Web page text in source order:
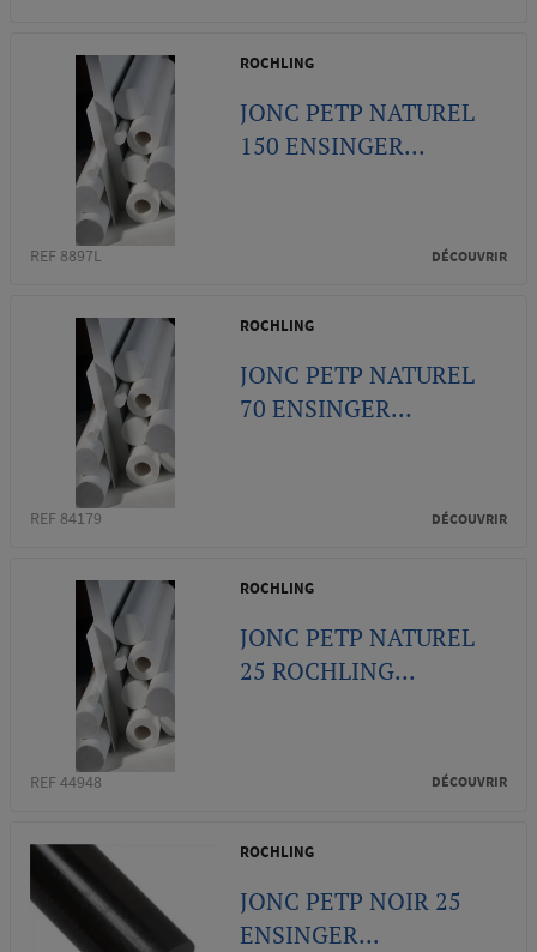
ROCHLING
JONC PETP NATUREL
150 ENSINGER...
REF 8897L DÉCOUVRIR
ROCHLING
JONC PETP NATUREL
70 ENSINGER...
REF 84179 DÉCOUVRIR
ROCHLING
JONC PETP NATUREL
25 ROCHLING...
REF 44948 DÉCOUVRIR
ROCHLING
JONC PETP NOIR 25
ENSINGER...